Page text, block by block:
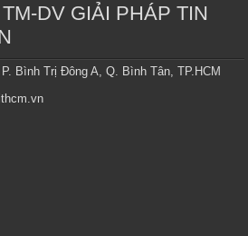
DV GIẢI PHÁP TIN
Bình Trị Đông A, Q. Bình Tân, TP.HCM